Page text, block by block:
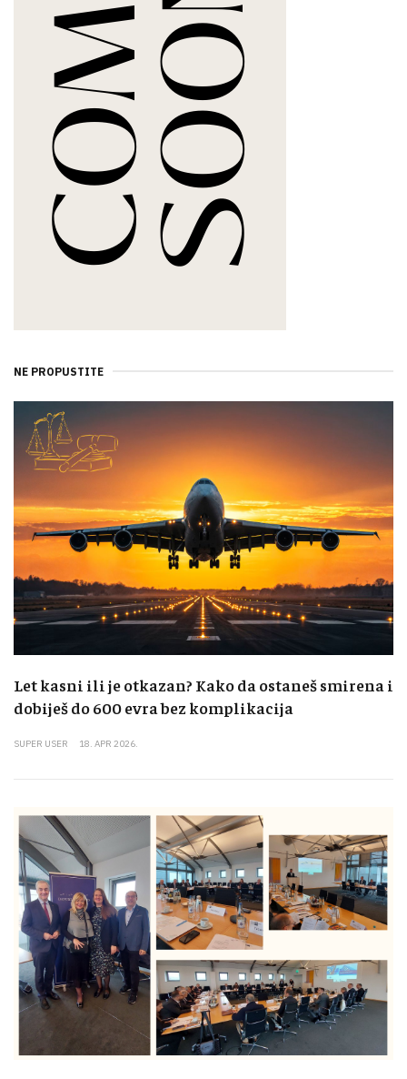
NE PROPUSTITE
Let kasni ili je otkazan? Kako da ostaneš smirena i
dobiješ do 600 evra bez komplikacija
SUPER USER 18. APR 2026.